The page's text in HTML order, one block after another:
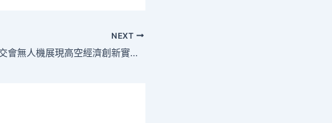
NEXT
廣交會無人機展現高空經濟創新實力_金羊網新JIUYI俱意空間設計聞